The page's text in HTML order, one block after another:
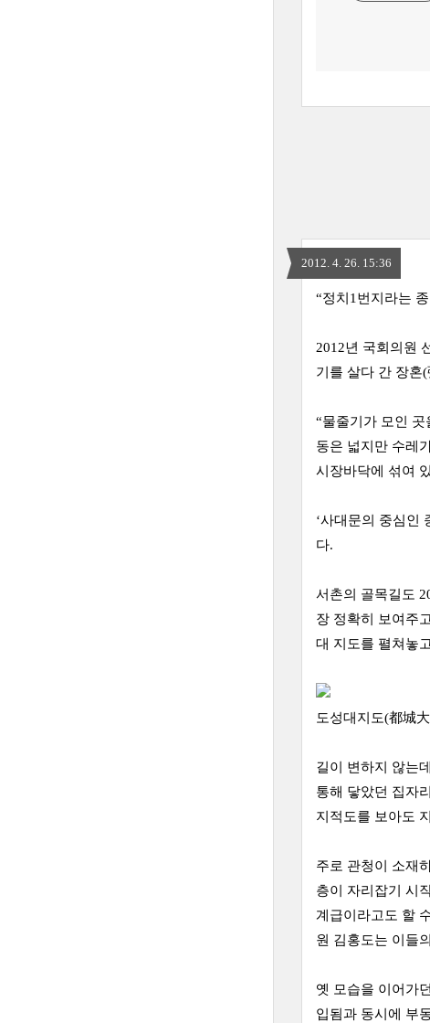
2012. 4. 26. 15:36
“정치1번지라는
2012년 국회의원
기를 살다 간 장혼
“물줄기가 모인
동은 넓지만 수레
시장바닥에 섞여
‘사대문의 중심인
다.
서촌의 골목길도
장 정확히 보여주
대 지도를 펼쳐놓
도성대지도(都城
길이 변하지 않는
통해 닿았던 집자
지적도를 보아도
주로 관청이 소재
층이 자리잡기 시
계급이라고도 할
원 김홍도는 이들
옛 모습을 이어가
입됨과 동시에 부